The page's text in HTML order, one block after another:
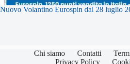
Nuovo Volantino Eurospin dal 28 luglio
Chi siamo Contatti
Privacy Policy